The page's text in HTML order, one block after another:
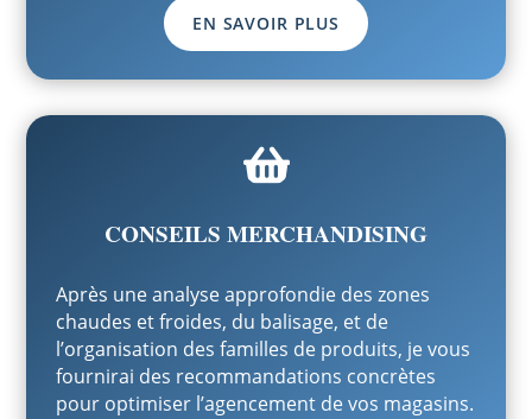
EN SAVOIR PLUS

CONSEILS MERCHANDISING
Après une analyse approfondie des zones
chaudes et froides, du balisage, et de
l’organisation des familles de produits, je vous
fournirai des recommandations concrètes
pour optimiser l’agencement de vos magasins.